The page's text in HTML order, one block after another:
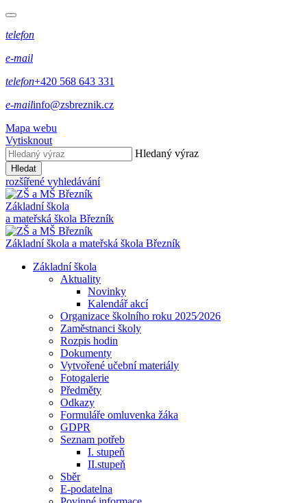
telefon
e-mail
telefon+420 568 643 331
e-mailinfo@zsbreznik.cz
Mapa webu
Vytisknout
Hledaný výraz
Hledat
rozšířené vyhledávání
Základní škola
a mateřská škola Březník
Základní škola a mateřská škola Březník
Základní škola
Aktuality
Novinky
Kalendář akcí
Organizace školního roku 2025⁄2026
Zaměstnanci školy
Rozpis hodin
Dokumenty
Vytvořené učební materiály
Fotogalerie
Předměty
Odkazy
Formuláře omluvenka žáka
GDPR
Seznam potřeb
I. stupeň
II.stupeň
Sběr
E-podatelna